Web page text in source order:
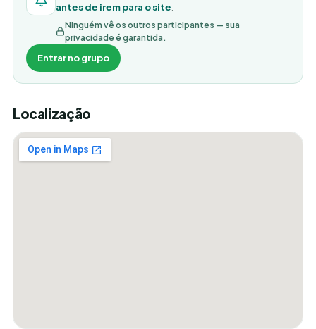
antes de irem para o site
Ninguém vê os outros participantes — sua
privacidade é garantida.
Entrar no grupo
Localização